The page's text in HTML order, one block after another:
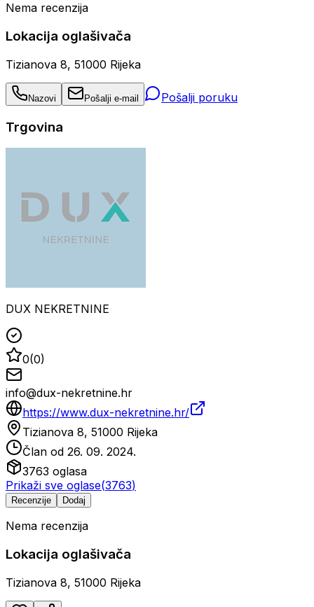
Nema recenzija
Lokacija oglašivača
Tizianova 8, 51000 Rijeka
Nazovi Pošalji e-mail Pošalji poruku
Trgovina
DUX NEKRETNINE
0(0)
info@dux-nekretnine.hr
https://www.dux-nekretnine.hr/
Tizianova 8, 51000 Rijeka
Član od 26. 09. 2024.
3763 oglasa
Prikaži sve oglase(3763)
Recenzije Dodaj
Nema recenzija
Lokacija oglašivača
Tizianova 8, 51000 Rijeka